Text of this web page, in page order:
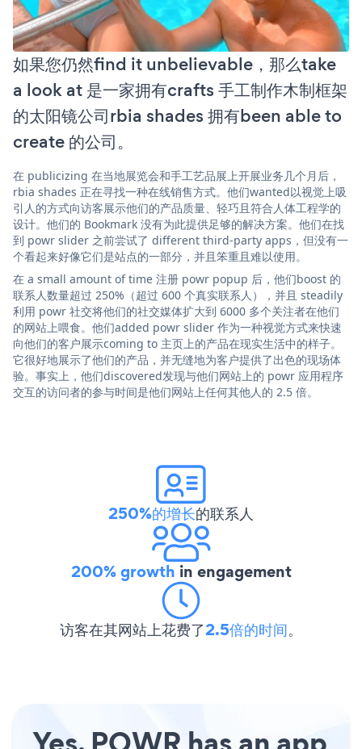
如果您仍然find it unbelievable，那么take
a look at 是一家拥有crafts 手工制作木制框架
的太阳镜公司rbia shades 拥有been able to
create 的公司。
在 publicizing 在当地展览会和手工艺品展上开展业务几个月后，
rbia shades 正在寻找一种在线销售方式。他们wanted以视觉上吸
引人的方式向访客展示他们的产品质量、轻巧且符合人体工程学的
设计。他们的 Bookmark 没有为此提供足够的解决方案。他们在找
到 powr slider 之前尝试了 different third-party apps，但没有一
个看起来好像它们是站点的一部分，并且笨重且难以使用。
在 a small amount of time 注册 powr popup 后，他们boost 的
联系人数量超过 250%（超过 600 个真实联系人），并且 steadily
利用 powr 社交将他们的社交媒体扩大到 6000 多个关注者在他们
的网站上喂食。他们added powr slider 作为一种视觉方式来快速
向他们的客户展示coming to 主页上的产品在现实生活中的样子。
它很好地展示了他们的产品，并无缝地为客户提供了出色的现场体
验。事实上，他们discovered发现与他们网站上的 powr 应用程序
交互的访问者的参与时间是他们网站上任何其他人的 2.5 倍。
250%的增长的联系人
200% growth in engagement
访客在其网站上花费了2.5倍的时间。